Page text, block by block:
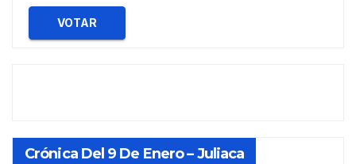
VOTAR
Crónica Del 9 De Enero – Juliaca